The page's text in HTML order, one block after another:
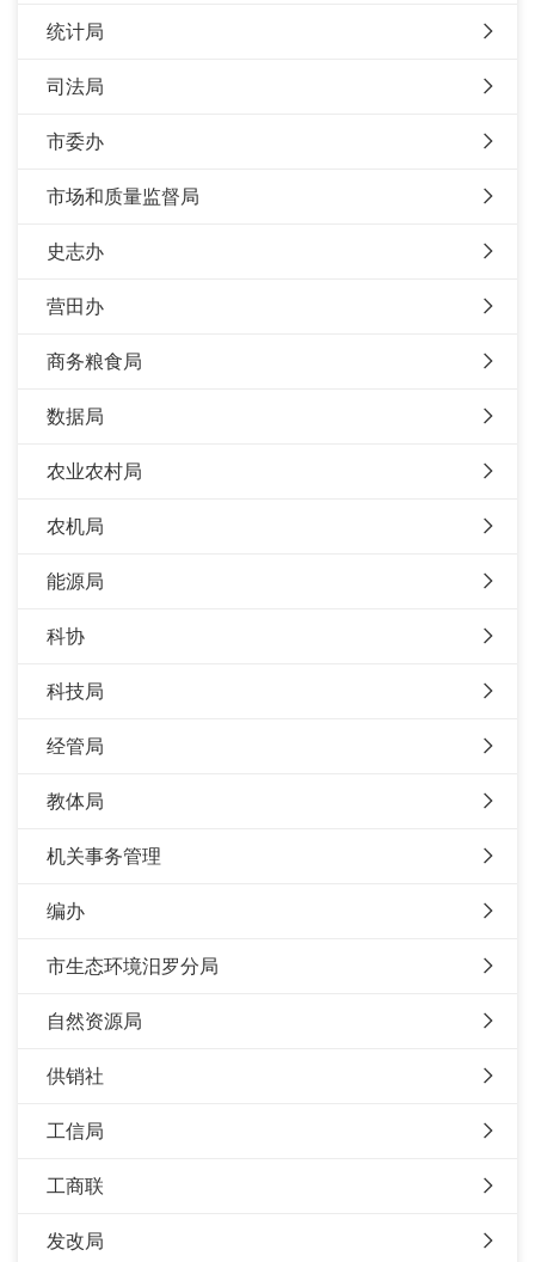
统计局
司法局
市委办
市场和质量监督局
史志办
营田办
商务粮食局
数据局
农业农村局
农机局
能源局
科协
科技局
经管局
教体局
机关事务管理
编办
市生态环境汨罗分局
自然资源局
供销社
工信局
工商联
发改局